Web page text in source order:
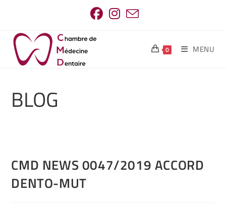
0 MENU
BLOG
CMD NEWS 0047/2019 ACCORD
DENTO-MUT